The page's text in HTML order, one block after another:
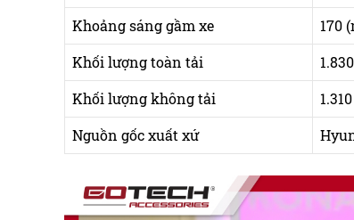
Khoảng sáng gầm xe
170
Khối lượng toàn tải
Khối lượng không tải
Nguồn gốc xuất xứ